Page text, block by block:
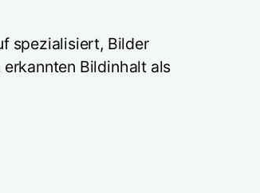
spezialisiert, Bilder
Bildinhalt als